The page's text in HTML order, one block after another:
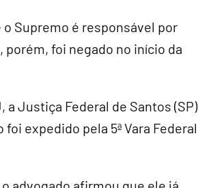
Supremo é responsável por
foi negado no início da
Justiça Federal de Santos (SP)
expedido pela 5ª Vara Federal